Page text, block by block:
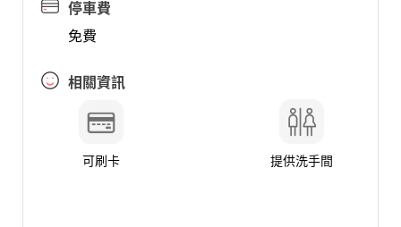
停車費
免費
相關資訊
可刷卡 提供洗手間